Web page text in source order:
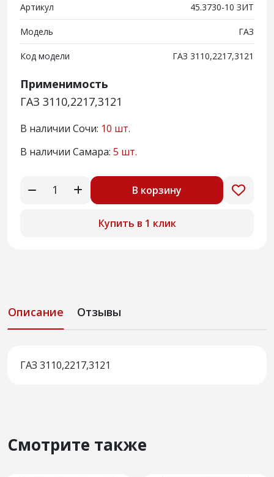
Артикул 45.3730-10 ЗИТ
Модель ГАЗ
Код модели ГАЗ 3110,2217,3121
Применимость
ГАЗ 3110,2217,3121
В наличии Сочи: 10 шт.
В наличии Самара: 5 шт.
В корзину
Купить в 1 клик
Описание Отзывы
ГАЗ 3110,2217,3121
Смотрите также